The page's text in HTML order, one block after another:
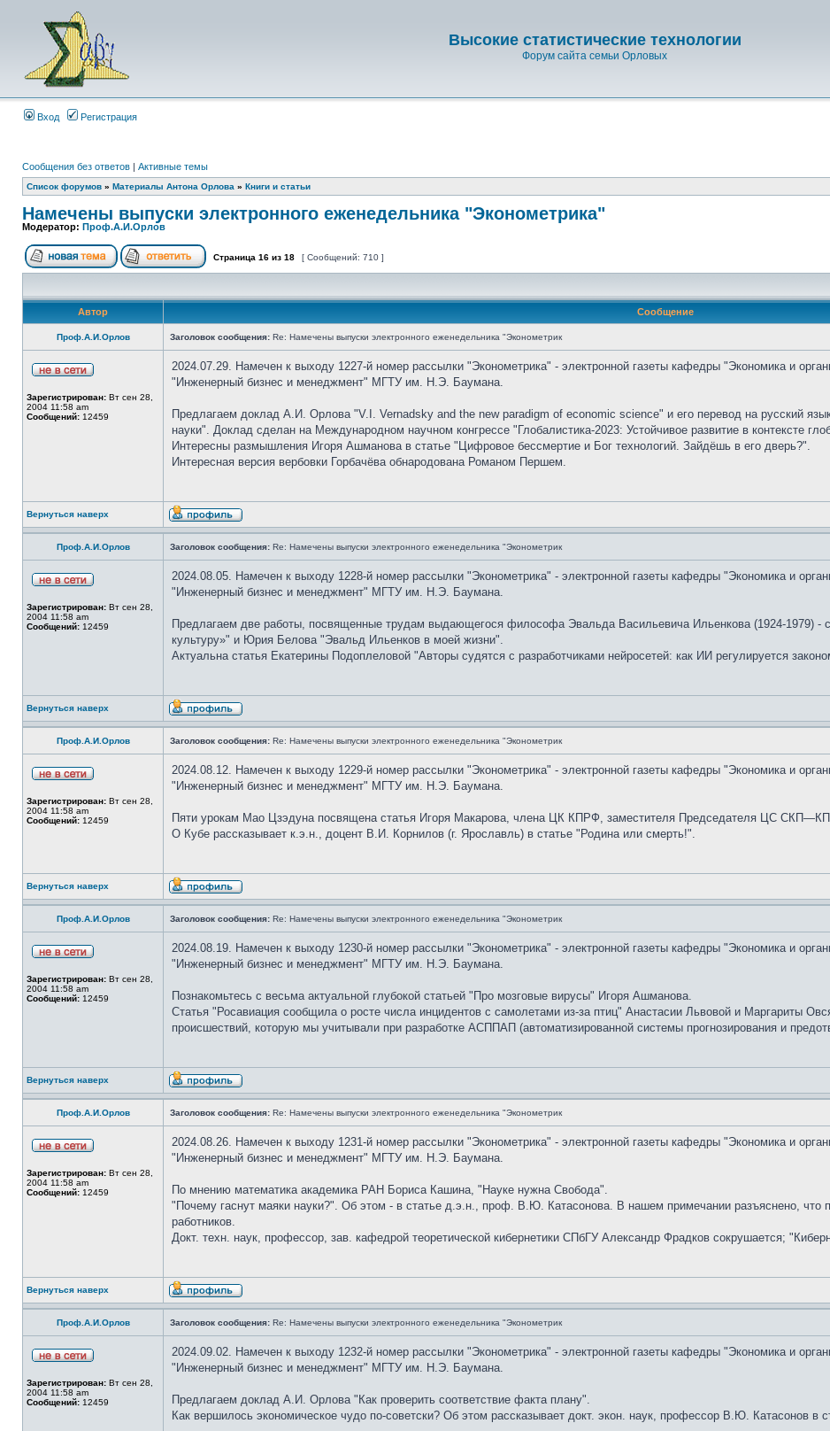
Высокие статистические технологии
Форум сайта семьи Орловых
Вход Регистрация
Сообщения без ответов | Активные темы
Список форумов » Материалы Антона Орлова » Книги и статьи
Намечены выпуски электронного еженедельника "Эконометрика"
Модератор: Проф.А.И.Орлов
Страница 16 из 18 [ Сообщений: 710 ]
Автор Сообщение
Проф.А.И.Орлов Заголовок сообщения: Re: Намечены выпуски электронного еженедельника "Эконометрик
Зарегистрирован: Вт сен 28,
2004 11:58 am
Сообщений: 12459
2024.07.29. Намечен к выходу 1227-й номер рассылки "Эконометрика" - электронной газеты кафедры "Экономика и
"Инженерный бизнес и менеджмент" МГТУ им. Н.Э. Баумана.
Предлагаем доклад А.И. Орлова "V.I. Vernadsky and the new paradigm of economic science" и его перевод на русский
науки". Доклад сделан на Международном научном конгрессе "Глобалистика-2023: Устойчивое развитие в контексте
Интересны размышления Игоря Ашманова в статье "Цифровое бессмертие и Бог технологий. Зайдёшь в его дверь?".
Интересная версия вербовки Горбачёва обнародована Романом Першем.
Вернуться наверх
Проф.А.И.Орлов Заголовок сообщения: Re: Намечены выпуски электронного еженедельника "Эконометрик
Зарегистрирован: Вт сен 28,
2004 11:58 am
Сообщений: 12459
2024.08.05. Намечен к выходу 1228-й номер рассылки "Эконометрика" - электронной газеты кафедры "Экономика и
"Инженерный бизнес и менеджмент" МГТУ им. Н.Э. Баумана.
Предлагаем две работы, посвященные трудам выдающегося философа Эвальда Васильевича Ильенкова (1924-1979)
культуру»" и Юрия Белова "Эвальд Ильенков в моей жизни".
Актуальна статья Екатерины Подоплеловой "Авторы судятся с разработчиками нейросетей: как ИИ регулируется
Вернуться наверх
Проф.А.И.Орлов Заголовок сообщения: Re: Намечены выпуски электронного еженедельника "Эконометрик
Зарегистрирован: Вт сен 28,
2004 11:58 am
Сообщений: 12459
2024.08.12. Намечен к выходу 1229-й номер рассылки "Эконометрика" - электронной газеты кафедры "Экономика и
"Инженерный бизнес и менеджмент" МГТУ им. Н.Э. Баумана.
Пяти урокам Мао Цзэдуна посвящена статья Игоря Макарова, члена ЦК КПРФ, заместителя Председателя ЦС
О Кубе рассказывает к.э.н., доцент В.И. Корнилов (г. Ярославль) в статье "Родина или смерть!".
Вернуться наверх
Проф.А.И.Орлов Заголовок сообщения: Re: Намечены выпуски электронного еженедельника "Эконометрик
Зарегистрирован: Вт сен 28,
2004 11:58 am
Сообщений: 12459
2024.08.19. Намечен к выходу 1230-й номер рассылки "Эконометрика" - электронной газеты кафедры "Экономика и
"Инженерный бизнес и менеджмент" МГТУ им. Н.Э. Баумана.
Познакомьтесь с весьма актуальной глубокой статьей "Про мозговые вирусы" Игоря Ашманова.
Статья "Росавиация сообщила о росте числа инцидентов с самолетами из-за птиц" Анастасии Львовой и Маргариты
происшествий, которую мы учитывали при разработке АСППАП (автоматизированной системы прогнозирования и
Вернуться наверх
Проф.А.И.Орлов Заголовок сообщения: Re: Намечены выпуски электронного еженедельника "Эконометрик
Зарегистрирован: Вт сен 28,
2004 11:58 am
Сообщений: 12459
2024.08.26. Намечен к выходу 1231-й номер рассылки "Эконометрика" - электронной газеты кафедры "Экономика и
"Инженерный бизнес и менеджмент" МГТУ им. Н.Э. Баумана.
По мнению математика академика РАН Бориса Кашина, "Науке нужна Свобода".
"Почему гаснут маяки науки?". Об этом - в статье д.э.н., проф. В.Ю. Катасонова. В нашем примечании разъяснено, что
работников.
Докт. техн. наук, профессор, зав. кафедрой теоретической кибернетики СПбГУ Александр Фрадков сокрушается;
Вернуться наверх
Проф.А.И.Орлов Заголовок сообщения: Re: Намечены выпуски электронного еженедельника "Эконометрик
Зарегистрирован: Вт сен 28,
2004 11:58 am
Сообщений: 12459
2024.09.02. Намечен к выходу 1232-й номер рассылки "Эконометрика" - электронной газеты кафедры "Экономика и
"Инженерный бизнес и менеджмент" МГТУ им. Н.Э. Баумана.
Предлагаем доклад А.И. Орлова "Как проверить соответствие факта плану".
Как вершилось экономическое чудо по-советски? Об этом рассказывает докт. экон. наук, профессор В.Ю. Катасонов в